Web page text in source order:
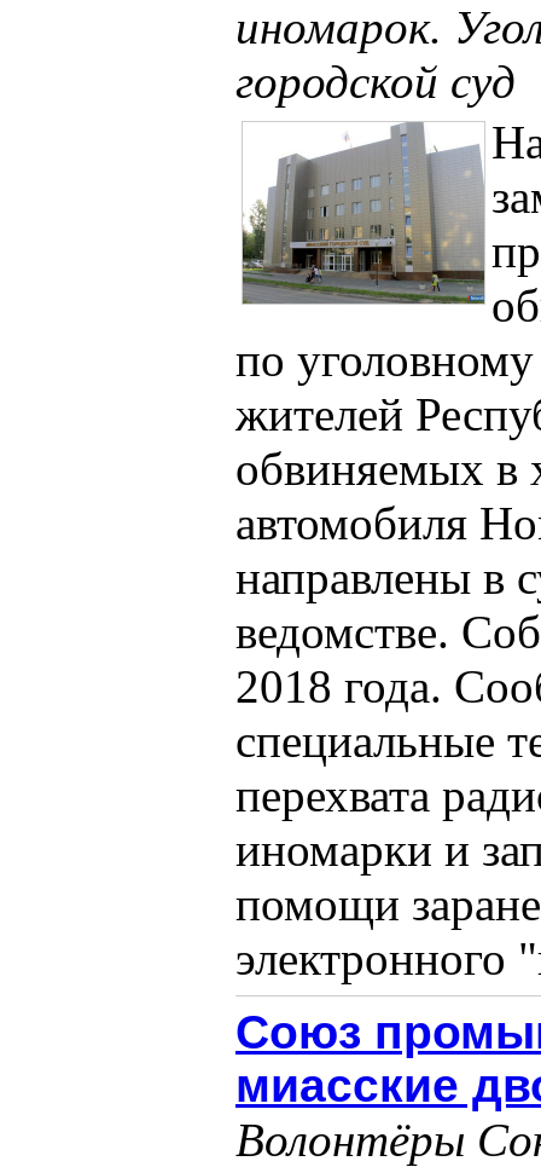
иномарок.
городской суд
по
жителей
обвиняемых в
автомобиля
направлены в
ведомстве.
2018 года.
специальные
перехвата
иномарки и
помощи
электронного
Союз
миасские
Волонтёры